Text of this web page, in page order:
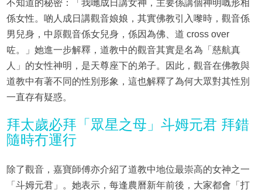
不知道的秘密：「我哋成日講女神，主要係講個神明嘅形相
係女性。啲人成日講觀音娘娘，其實佛教引入嚟時，觀音係
男兒身，中原觀音係女兒身，係因為佛、道 cross over
咗。」她進一步解釋，道教中的觀音其實是名為「慈航真
人」的女性神明，是天尊座下的弟子。因此，觀音在佛教與
道教中有著不同的性別形象，這也解釋了為何大眾對其性別
一直存有疑惑。
拜太歲必拜「眾星之母」斗姆元君 拜錯
隨時冇運行
除了觀音，嘉寶師傅亦介紹了道教中地位最崇高的女神之一
「斗姆元君」。她表示，每逢農曆新年前後，大家都會「打